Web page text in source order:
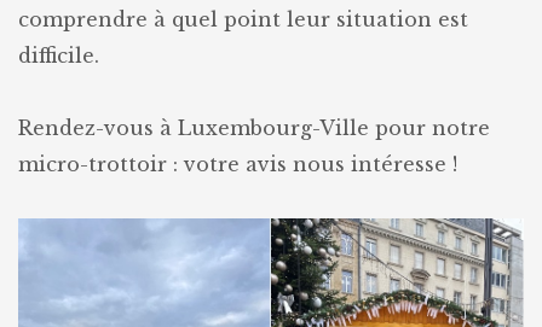
comprendre à quel point leur situation est
difficile.
Rendez-vous à Luxembourg-Ville pour notre
micro-trottoir : votre avis nous intéresse !